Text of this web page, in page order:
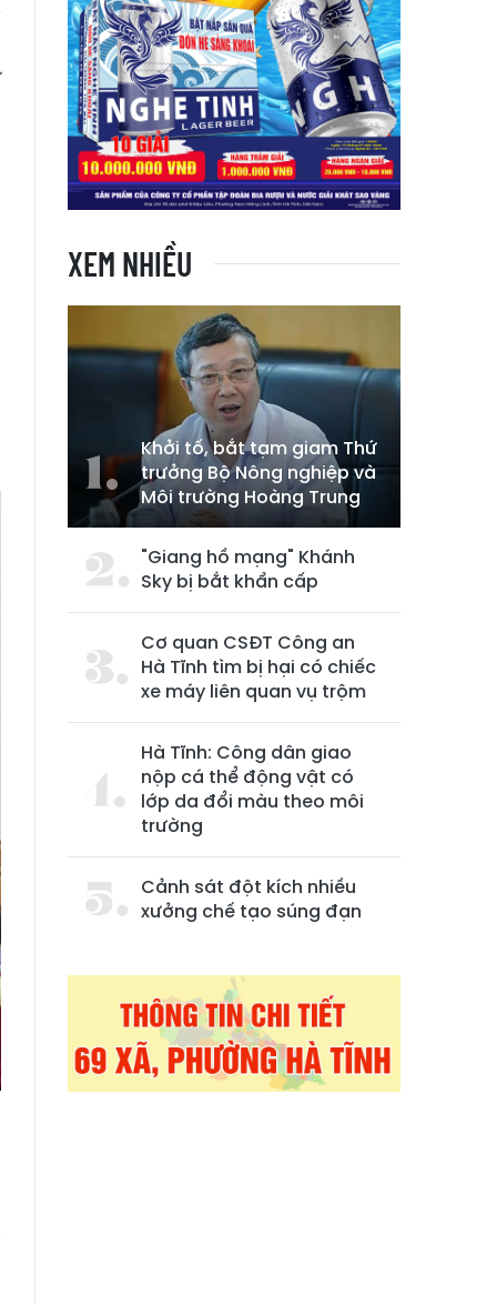
XEM NHIỀU
Khởi tố, bắt tạm giam Thứ
trưởng Bộ Nông nghiệp và
Môi trường Hoàng Trung
"Giang hồ mạng" Khánh
Sky bị bắt khẩn cấp
Cơ quan CSĐT Công an
Hà Tĩnh tìm bị hại có chiếc
xe máy liên quan vụ trộm
Hà Tĩnh: Công dân giao
nộp cá thể động vật có
lớp da đổi màu theo môi
trường
Cảnh sát đột kích nhiều
xưởng chế tạo súng đạn